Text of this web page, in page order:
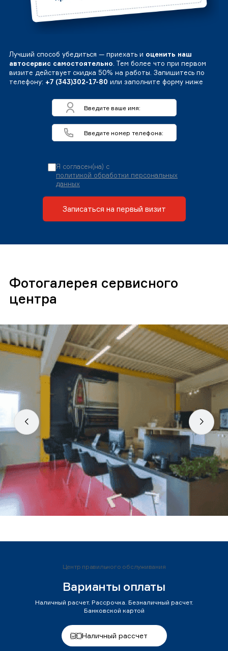
Лучший способ убедиться — приехать и оценить наш
автосервис самостоятельно. Тем более что при первом
визите действует скидка 50% на работы. Запишитесь по
телефону: +7 (343)302-17-80 или заполните форму ниже
Я согласен(на) с
политикой обработки персональных
данных
Записаться на первый визит
Фотогалерея сервисного
центра
Центр правильного обслуживания
Варианты оплаты
Наличный расчет. Рассрочка. Безналичный расчет.
Банковской картой
Наличный рассчет